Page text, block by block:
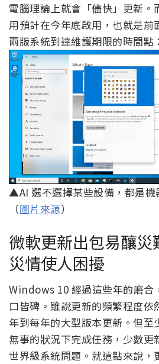
電腦理論上就會「儘快」更新。
用預計在今年底啟用，也就是前
兩版系統到達維護期限的時間點：
▲AI 選不選擇某些設備，都是機
（圖片來源）
微軟更新出包易釀災
災情使人困擾
Windows 10 經過這些年的磨合
口皆碑。雖說更新的頻繁程度依
年到每年的大型版本更新。但至
無事的狀況下完成任務，少數更
世界級系統問題。就這點來說，